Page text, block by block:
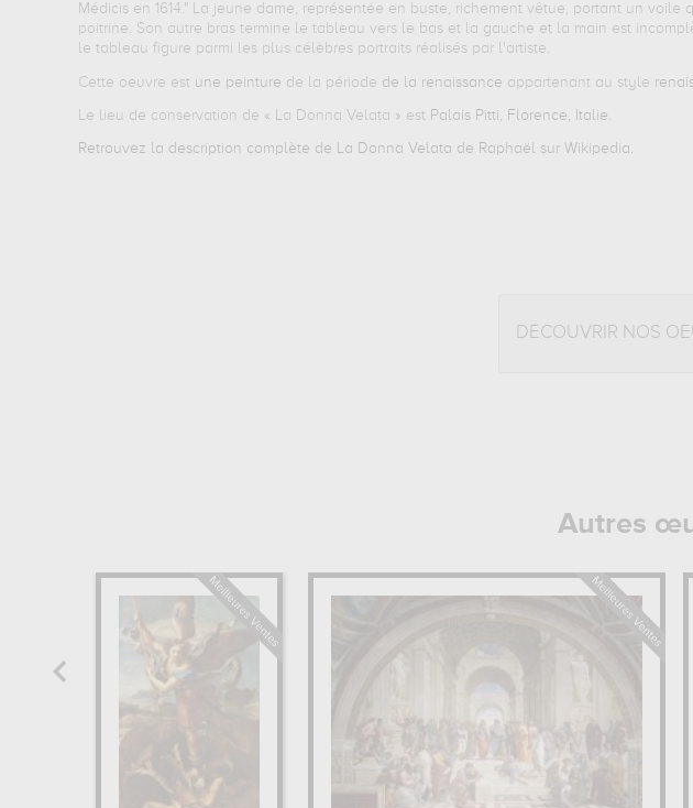
Médicis en 1614." La jeune dame, représentée en buste, richement vêtue, portant un
poitrine. Son autre bras termine le tableau vers le bas et la gauche et la main est
le tableau figure parmi les plus célèbres portraits réalisés par l'artiste.
Cette oeuvre est une peinture de la période de la renaissance appartenant au style
Le lieu de conservation de « La Donna Velata » est Palais Pitti, Florence, Italie.
Retrouvez la description complète de La Donna Velata de Raphaël sur Wikipedia.
DÉCOUVRIR NOS
Autres